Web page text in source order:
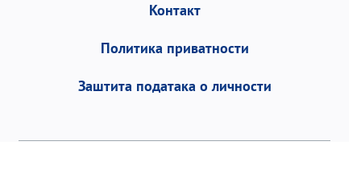
Контакт
Политика приватности
Заштита података о личности